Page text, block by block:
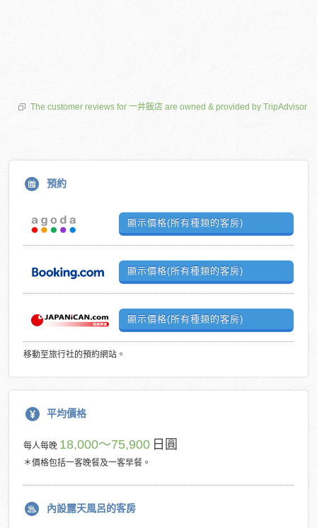
The customer reviews for 一井飯店 are owned & provided by TripAdvisor
預約
顯示價格(所有種類的客房)
顯示價格(所有種類的客房)
顯示價格(所有種類的客房)
移動至旅行社的預約網站。
平均價格
每人每晚 18,000〜75,900 日圓
＊價格包括一客晚餐及一客早餐。
內設露天風呂的客房